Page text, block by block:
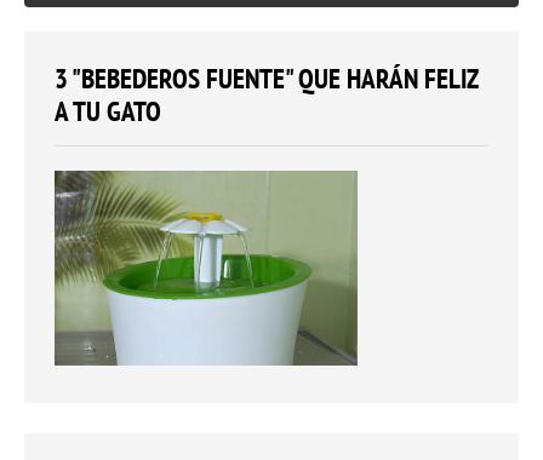
3 "BEBEDEROS FUENTE" QUE HARÁN FELIZ
A TU GATO